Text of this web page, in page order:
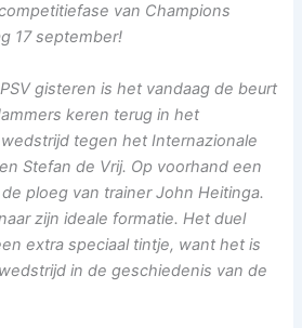
van Champions
17 september!
gisteren is het vandaag de beurt
keren terug in het
tegen het Internazionale
Stefan de Vrij. Op voorhand een
ploeg van trainer John Heitinga.
zijn ideale formatie. Het duel
extra speciaal tintje, want het is
in de geschiedenis van de